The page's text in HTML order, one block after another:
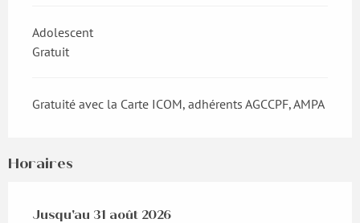
Adolescent
Gratuit
Gratuité avec la Carte ICOM, adhérents AGCCPF, AMPA
Horaires
Du1 juillet 2026au31 août 2026
Jusqu'au 31 août 2026